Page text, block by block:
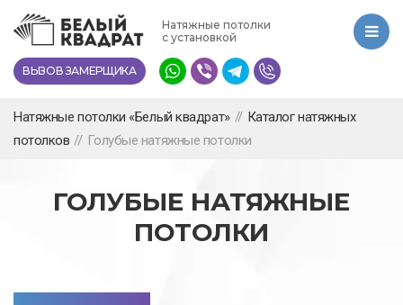
Перейти
основному
содержанию
Натяжные потолки
с установкой
ВЫЗОВ ЗАМЕРЩИКА
Натяжные потолки «Белый квадрат» // Каталог натяжных
потолков // Голубые натяжные потолки
ГОЛУБЫЕ НАТЯЖНЫЕ
ПОТОЛКИ